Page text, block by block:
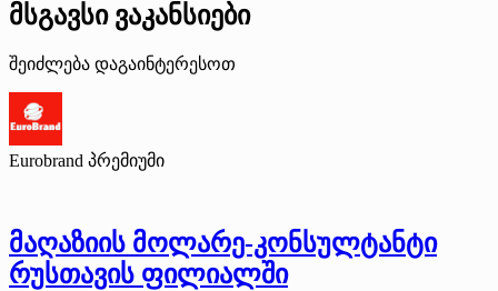
მსგავსი ვაკანსიები
შეიძლება დაგაინტერესოთ
Eurobrand პრემიუმი
მაღაზიის მოლარე-კონსულტანტი
რუსთავის ფილიალში